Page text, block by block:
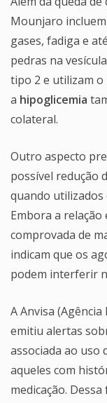
Mounjaro
gases, fadiga e
pedras na
tipo 2 e utilizam
a hipoglicemia
colateral.
Outro aspecto
possível redução
quando utilizados
Embora a
comprovada de
indicam que os
podem interferir
A Anvisa
emitiu alertas
associada ao uso
aqueles com
medicação.